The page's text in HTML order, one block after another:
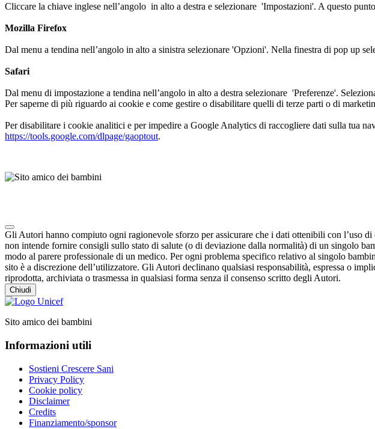
Cliccare la chiave inglese nell’angolo in alto a destra e selezionare 'Impostazioni'. A questo
Mozilla Firefox
Dal menu a tendina nell’angolo in alto a sinistra selezionare 'Opzioni'. Nella finestra di pop up
Safari
Dal menu di impostazione a tendina nell’angolo in alto a destra selezionare 'Preferenze'.
Per saperne di più riguardo ai cookie e come gestire o disabilitare quelli di terze parti o di
Per disabilitare i cookie analitici e per impedire a Google Analytics di raccogliere dati sulla tua
https://tools.google.com/dlpage/gaoptout.
Gli Autori hanno compiuto ogni ragionevole sforzo per assicurare che i dati ottenibili con l’uso
non intende fornire consigli sullo stato di salute (o di deviazione dalla normalità) di un singolo
modo al parere professionale di un medico. Per ogni problema specifico relativo al singolo
sito è a discrezione dell’utilizzatore. Gli Autori declinano qualsiasi responsabilità, espressa o
riprodotta, archiviata o trasmessa in qualsiasi forma senza il consenso scritto degli Autori.
Chiudi
Sito amico dei bambini
Informazioni utili
Sostieni Crescere Sani
Privacy Policy
Cookie policy
Disclaimer
Credits
Finanziamento/sponsor